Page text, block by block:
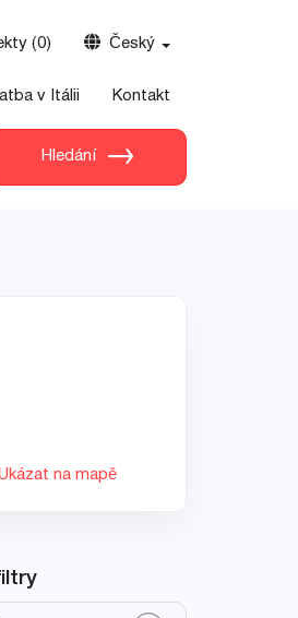
(0) Český
v Itálii Kontakt
Hledání
na mapě